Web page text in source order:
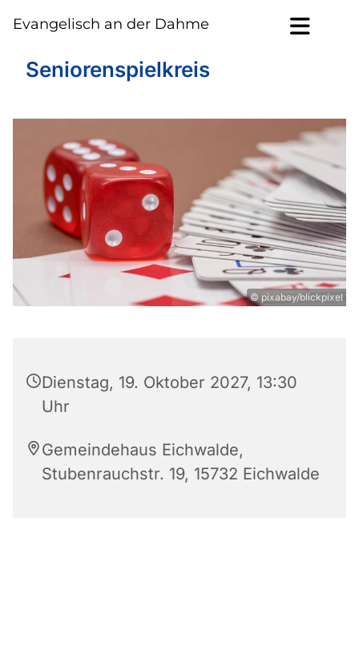
Evangelisch an der Dahme
Seniorenspielkreis
© pixabay/blickpixel
Dienstag, 19. Oktober 2027, 13:30
Uhr
Gemeindehaus Eichwalde,
Stubenrauchstr. 19, 15732 Eichwalde